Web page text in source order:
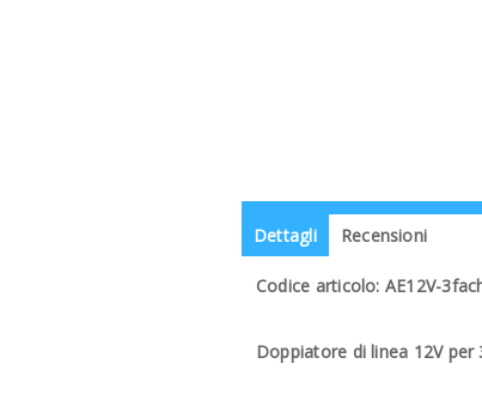
Dettagli Recensioni
Codice articolo: AE12V-
Doppiatore di linea 12V per